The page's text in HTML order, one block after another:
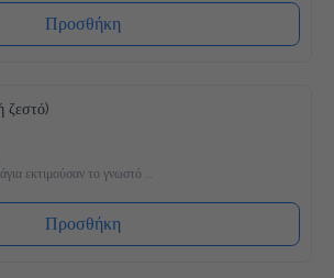
Προσθήκη
εκτιμούσαν το γνωστό
Συνήθως και μόνο στην σκέψη
στόμα, αλλά στο τωρινό
συνήθως πολλή ζάχαρη, λίπη και
να το αφήσουμε; Όχι για εμάς και
Προσθήκη